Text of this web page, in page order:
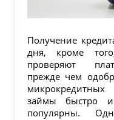
Получение
дня, кроме
проверяют
прежде чем
займы быстро и
популярны.